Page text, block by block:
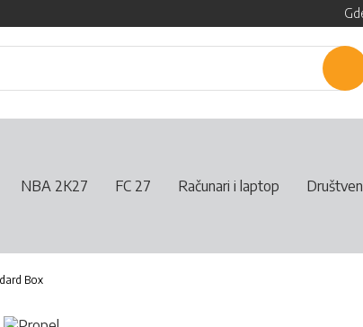
NBA 2K27 FC 27 Računari i laptop
Box